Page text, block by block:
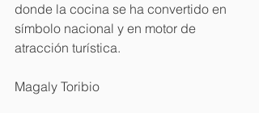
donde la cocina se ha convertido en
símbolo nacional y en motor de
atracción turística.
Magaly Toribio